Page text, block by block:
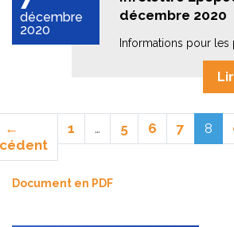
décembre
2020
décembre 2020
Informations pour les
←
1 … 5 6 7 8
Document en PDF